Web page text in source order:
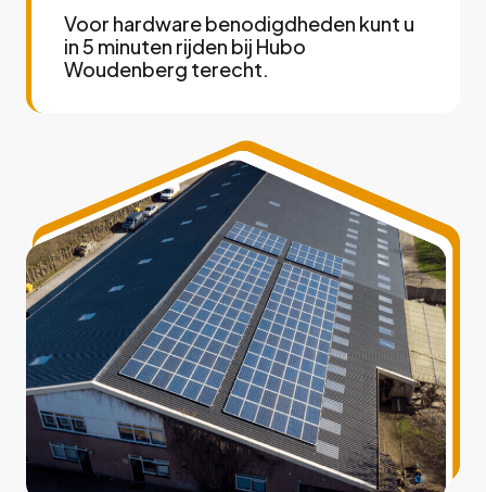
Voor hardware benodigdheden kunt u
in 5 minuten rijden bij Hubo
Woudenberg terecht.